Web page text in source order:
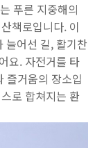
푸른 지중해의
책로입니다. 이
늘어선 길, 활기찬
요. 자전거를 타
즐거움의 장소입
로 합쳐지는 환